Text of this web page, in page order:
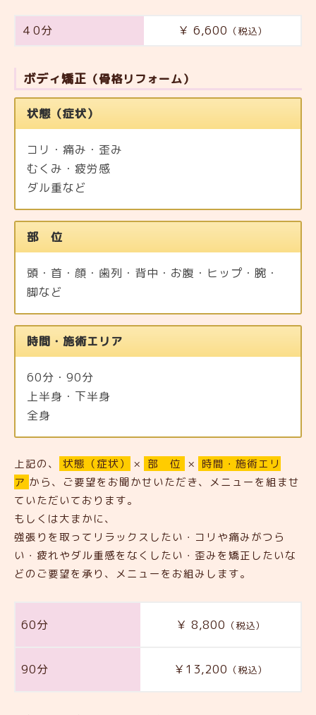
４0分 ￥ 6,600 （税込）
ボディ矯正 （骨格リフォーム）
状態（症状）
コリ・痛み・歪み
むくみ・疲労感
ダル重など
部 位
頭・首・顔・歯列・背中・お腹・ヒップ・腕・
脚など
時間・施術エリア
60分・90分
上半身・下半身
全身
上記の、 状態（症状） × 部 位 × 時間・施術エリ
ア から、ご要望をお聞かせいただき、メニューを組ませ
ていただいております。
もしくは大まかに、
強張りを取ってリラックスしたい・コリや痛みがつら
い・疲れやダル重感をなくしたい・歪みを矯正したいな
どのご要望を承り、メニューをお組みします。
60分 ￥ 8,800 （税込）
90分 ￥13,200 （税込）